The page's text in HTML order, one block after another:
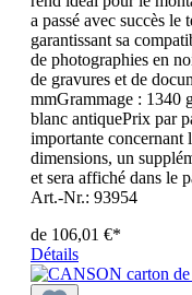
a passé avec succès
garantissant sa
de photographies en
de gravures et de
mmGrammage : 1340
blanc antiquePrix par
importante concernant
dimensions, un
et sera affiché dans le
Art.-Nr.: 93954
de 106,01 €*
Détails